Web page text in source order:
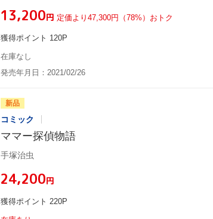
¥13,200円 定価より47,300円（78%）おトク
獲得ポイント 120P
在庫なし
発売年月日：2021/02/26
新品
コミック
ママー探偵物語
手塚治虫
¥24,200円
獲得ポイント 220P